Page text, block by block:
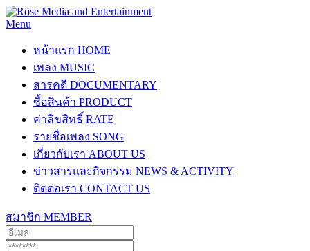
Menu
หน้าแรก HOME
เพลง MUSIC
สารคดี DOCUMENTARY
ซื้อสินค้า PRODUCT
ค่าลิขสิทธิ์ RATE
รายชื่อเพลง SONG
เกี่ยวกับเรา ABOUT US
ข่าวสารและกิจกรรม NEWS & ACTIVITY
ติดต่อเรา CONTACT US
สมาชิก MEMBER